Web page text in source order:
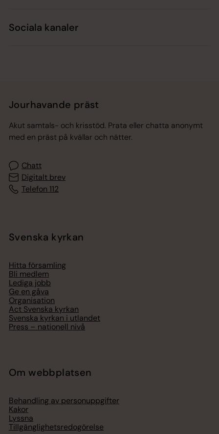
Sociala kanaler
Jourhavande präst
Akut samtals- och krisstöd. Prata eller chatta anonymt
med en präst på kvällar och nätter.
Chatt
Digitalt brev
Telefon 112
Svenska kyrkan
Hitta församling
Bli medlem
Lediga jobb
Ge en gåva
Organisation
Act Svenska kyrkan
Svenska kyrkan i utlandet
Press – nationell nivå
Om webbplatsen
Behandling av personuppgifter
Kakor
Lyssna
Tillgänglighetsredogörelse